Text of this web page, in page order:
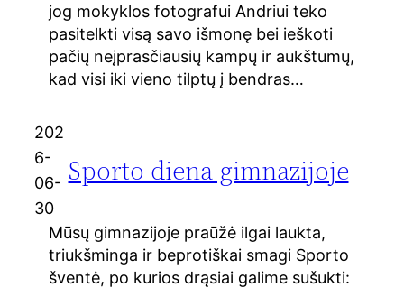
jog mokyklos fotografui Andriui teko
pasitelkti visą savo išmonę bei ieškoti
pačių neįprasčiausių kampų ir aukštumų,
kad visi iki vieno tilptų į bendras…
202
6-
06-
30
Sporto diena gimnazijoje
Mūsų gimnazijoje praūžė ilgai laukta,
triukšminga ir beprotiškai smagi Sporto
šventė, po kurios drąsiai galime sušukti: